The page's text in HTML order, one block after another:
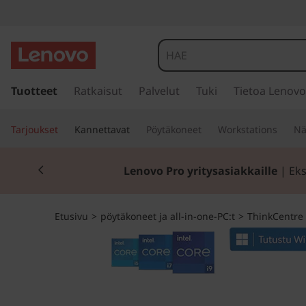
h
n
k
i
r
Tuotteet Ratkaisut Palvelut Tuki Tietoa
Tarjoukset Kannettavat Pöytäkoneet Workstations
Lenovo Pro yritysasiakkaille |
Currently displaying item 2 of 2
Etusivu > pöytäkoneet ja all-in-one-PC:t > ThinkCentre